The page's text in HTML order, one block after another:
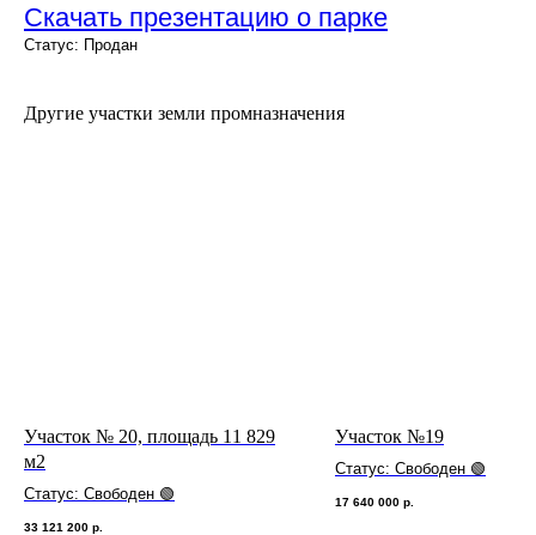
Скачать презентацию о парке
Статус: Продан
Другие участки земли промназначения
Участок № 20, площадь 11 829
м2
Статус: Свободен 🟢
33 121 200 р.
Участок №19
Статус: Свободен 🟢
17 640 000 р.